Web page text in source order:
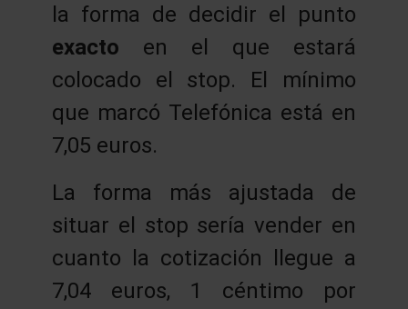
la forma de decidir el punto
exacto en el que estará
colocado el stop. El mínimo
que marcó Telefónica está en
7,05 euros.
La forma más ajustada de
situar el stop sería vender en
cuanto la cotización llegue a
7,04 euros, 1 céntimo por